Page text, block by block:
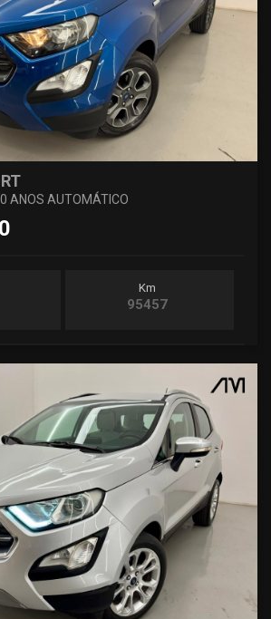
ANOS AUTOMÁTICO
Km
95457